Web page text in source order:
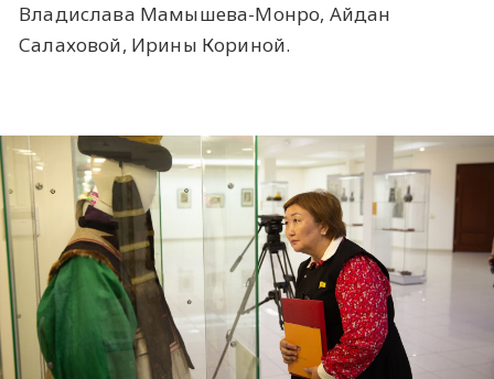
Владислава Мамышева-Монро, Айдан
Салаховой, Ирины Кориной.